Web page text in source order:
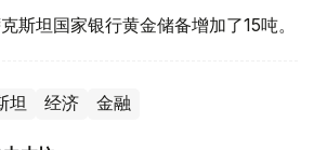
斯坦国家银行黄金储备增加了15吨。
坦 经济 金融